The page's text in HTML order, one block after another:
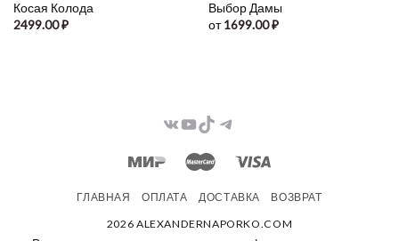
Косая Колода
2499.00₽
Выбор Дамы
от1699.00₽
ВКонтакте
YouTube
TikTok
ГЛАВНАЯ ОПЛАТА ДОСТАВКА
ВОЗВРАТ
2026 ALEXANDERNAPORKO.COM